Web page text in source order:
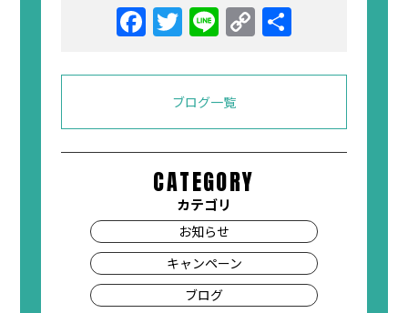
Facebook
Twitter
LineCopy
ブログ一覧
CATEGORY
カテゴリ
お知らせ
キャンペーン
ブログ